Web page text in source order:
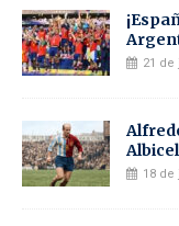
21 de
18 de